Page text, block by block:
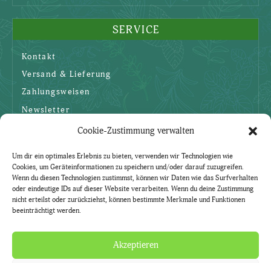
Cookie-Zustimmung verwalten
Um dir ein optimales Erlebnis zu bieten, verwenden wir Technologien wie
Cookies, um Geräteinformationen zu speichern und/oder darauf zuzugreifen.
Wenn du diesen Technologien zustimmst, können wir Daten wie das Surfverhalten
oder eindeutige IDs auf dieser Website verarbeiten. Wenn du deine Zustimmung
nicht erteilst oder zurückziehst, können bestimmte Merkmale und Funktionen
beeinträchtigt werden.
Akzeptieren
SERVICE
Kontakt
Versand & Lieferung
Zahlungsweisen
Newsletter
SICHERHEIT
AGBs
Datenschutzerklärung
Widerruf
Impressum